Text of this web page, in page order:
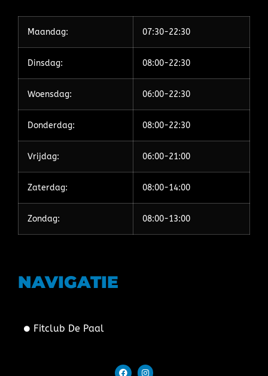
Maandag: 07:30-22:30
Dinsdag: 08:00-22:30
Woensdag: 06:00-22:30
Donderdag: 08:00-22:30
Vrijdag: 06:00-21:00
Zaterdag: 08:00-14:00
Zondag: 08:00-13:00
NAVIGATIE
Fitclub De Paal